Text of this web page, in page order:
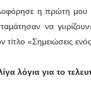
η πρώτη μου
να
τίτλο «Σημειώσεις
λόγια για το